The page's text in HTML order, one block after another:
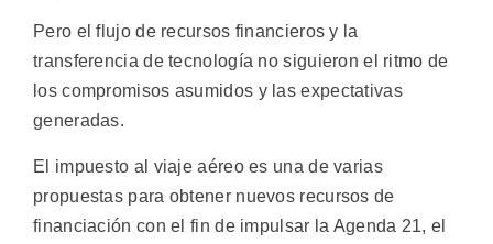
Pero el flujo de recursos financieros y la
transferencia de tecnología no siguieron el ritmo de
los compromisos asumidos y las expectativas
generadas.
El impuesto al viaje aéreo es una de varias
propuestas para obtener nuevos recursos de
financiación con el fin de impulsar la Agenda 21, el